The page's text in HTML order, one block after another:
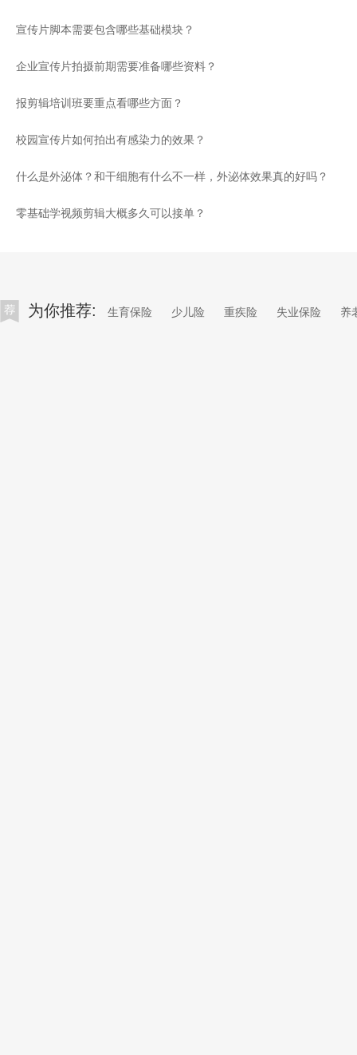
宣传片脚本需要包含哪些基础模块？
企业宣传片拍摄前期需要准备哪些资料？
报剪辑培训班要重点看哪些方面？
校园宣传片如何拍出有感染力的效果？
什么是外泌体？和干细胞有什么不一样，外泌体效果真的好吗？
零基础学视频剪辑大概多久可以接单？
为你推荐: 生育保险 少儿险 重疾险 失业保险 养